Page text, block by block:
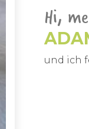
Hi,
und ich